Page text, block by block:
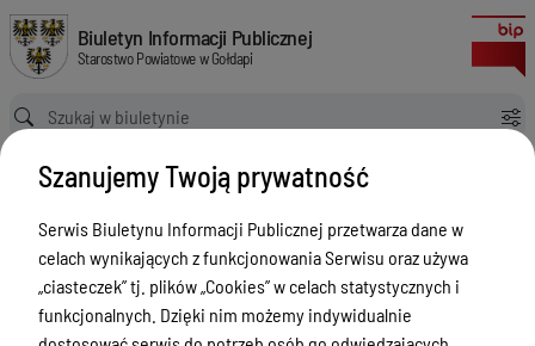
Zakup i dostawa urządzeń do warsztatów Zespołu Szkół Zawodowych
Biuletyn Informacji Publicznej Starostwo Powiatowe w Gołdapi
Biuletyn Informacji Publicznej
Starostwo Powiatowe w Gołdapi
Ścieżka powrotu
Strona główna
Zamówienia publiczne
Zakup i dostawa urządzeń do warsztatów Zespołu Szkół Zawodowych w Gołdapi w związku z realizacją projektu pn. „Kwalifikacje drogą do sukcesu” w ramach Regionalnego Programu Operacyjnego Województwa Warmińsko-Mazurskiego na lata 2014-2020
Zamówienia publiczne
Menu Przedmiotowe
Powiat
Wersja obowiązująca
z dnia04-08-2020
15:14:24
Szanujemy Twoją prywatność
Serwis Biuletynu Informacji Publicznej przetwarza dane w
celach wynikających z funkcjonowania Serwisu oraz używa
„ciasteczek” tj. plików „Cookies” w celach statystycznych i
funkcjonalnych. Dzięki nim możemy indywidualnie